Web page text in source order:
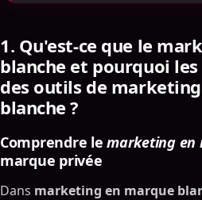
1. Qu'est-ce que le
blanche et pourquoi
des outils de
blanche ?
Comprendre lemarketing en
marque privée
Dans marketing en marque